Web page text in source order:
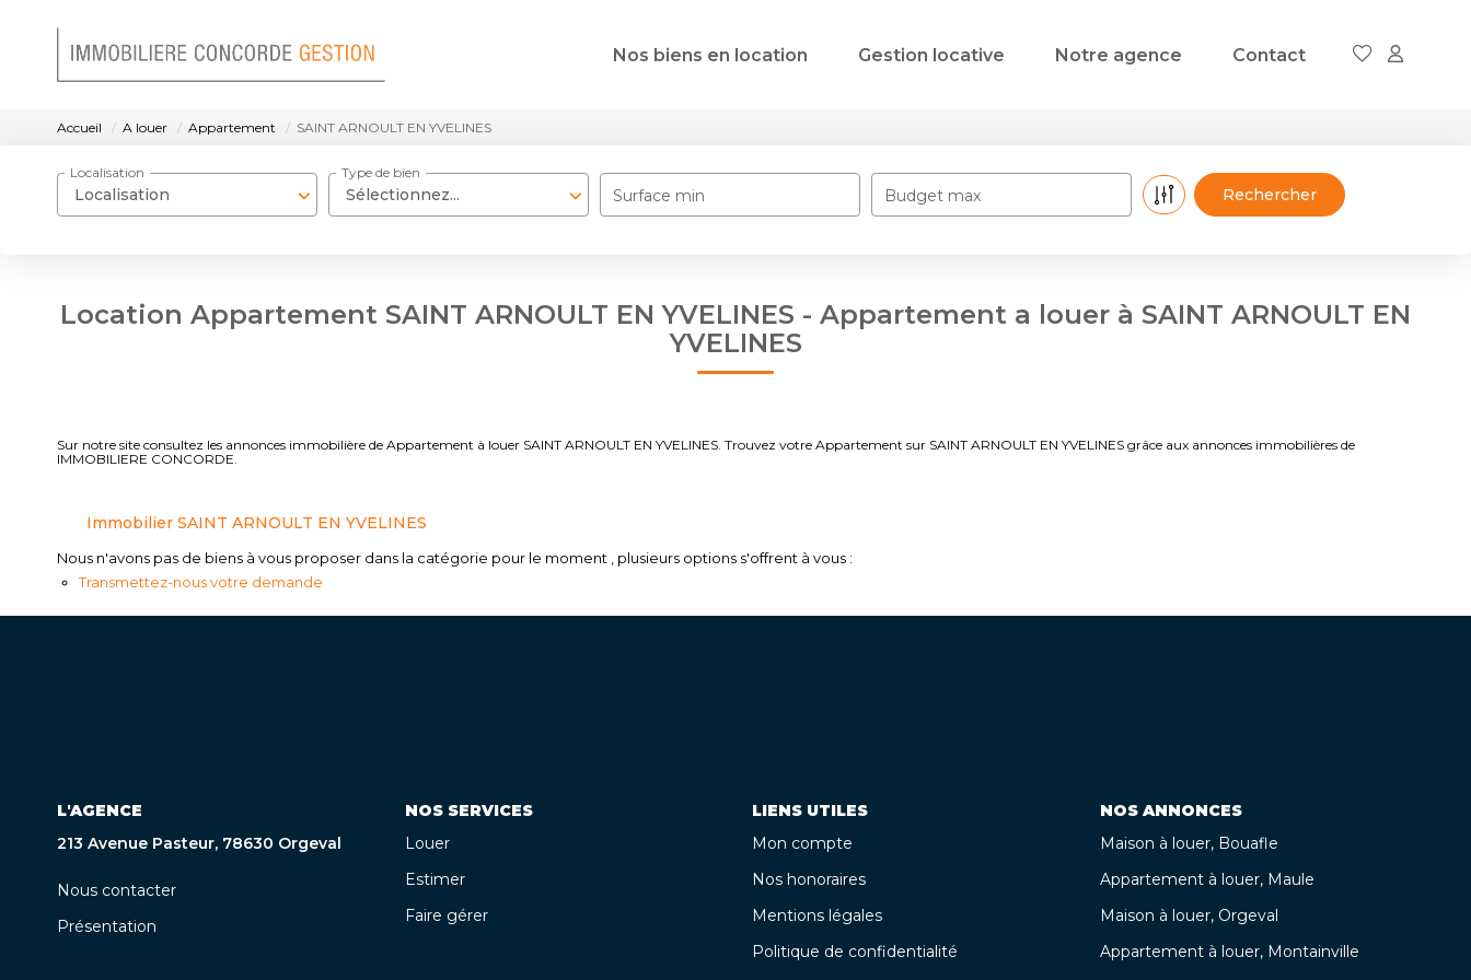
Nos biens en location Gestion locative Notre agence Contact
Accueil A louer Appartement SAINT ARNOULT EN YVELINES
Localisation
Localisation
Sélectionnez...
Type de bien
Surface min Budget max
Location Appartement SAINT ARNOULT EN YVELINES - Appartement a louer à SAINT ARNOULT EN
YVELINES
Sur notre site consultez les annonces immobilière de Appartement à louer SAINT ARNOULT EN YVELINES. Trouvez votre Appartement sur SAINT ARNOULT EN YVELINES grâce aux annonces immobilières de
IMMOBILIERE CONCORDE.
Immobilier SAINT ARNOULT EN YVELINES
Nous n'avons pas de biens à vous proposer dans la catégorie pour le moment , plusieurs options s'offrent à vous :
Transmettez-nous votre demande
L'AGENCE
213 Avenue Pasteur, 78630 Orgeval
Nous contacter
Présentation
NOS SERVICES
Louer
Estimer
Faire gérer
LIENS UTILES
Mon compte
Nos honoraires
Mentions légales
Politique de confidentialité
NOS ANNONCES
Maison à louer, Bouafle
Appartement à louer, Maule
Maison à louer, Orgeval
Appartement à louer, Montainville